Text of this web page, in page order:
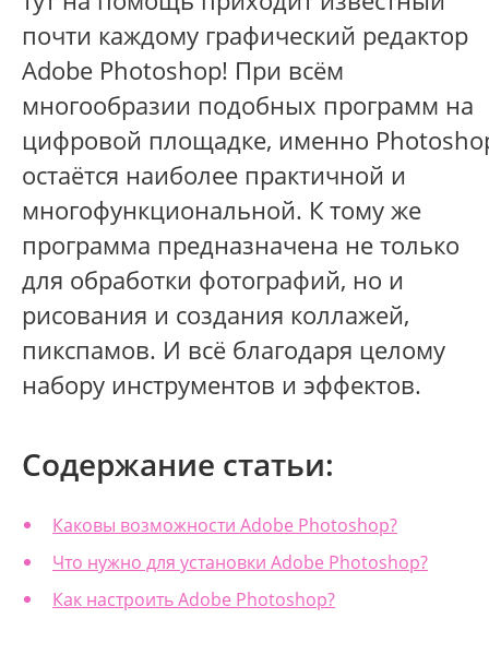
почти каждому графический редактор
Adobe Photoshop! При всём
многообразии подобных программ на
цифровой площадке, именно
остаётся наиболее практичной и
многофункциональной. К тому же
программа предназначена не только
для обработки фотографий, но и
рисования и создания коллажей,
пикспамов. И всё благодаря целому
набору инструментов и эффектов.
Содержание статьи:
Каковы возможности Adobe Photoshop?
Что нужно для установки Adobe Photoshop?
Как настроить Adobe Photoshop?